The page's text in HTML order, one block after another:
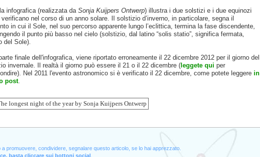
infografica (realizzata da Sonja Kuijpers Ontwerp) illustra i due solstizi e i due equinozi
nel corso di un anno solare. Il solstizio d’inverno, in particolare, segna il
in cui il Sole, nel suo percorso apparente lungo l’eclittica, termina la fase discendente,
il punto più basso nel cielo (solstizio, dal latino “solis statio”, significa fermata,
del Sole).
finale dell'infografica, viene riportato erroneamente il 22 dicembre 2012 per il giorno del
invernale. Il realtà il giorno può essere il 21 o il 22 dicembre (leggete qui per
Nel 2011 l'evento astronomico si è verificato il 22 dicembre, come potete leggere in
post.
a promuovere, condividere, segnalare questo articolo, se lo hai apprezzato.
basta cliccare sui bottoni social.